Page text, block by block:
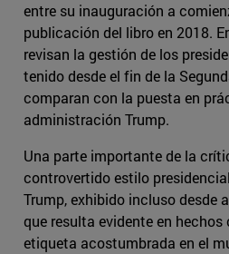
entre su inauguración a
publicación del libro en 2018.
revisan la gestión de los
tenido desde el fin de la
comparan con la puesta en
administración Trump.
Una parte importante de la
controvertido estilo
Trump, exhibido incluso desde
que resulta evidente en
etiqueta acostumbrada en el